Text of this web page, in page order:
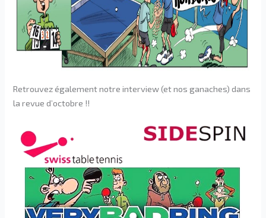
Retrouvez également notre interview (et nos ganaches) dans
la revue d’octobre !!